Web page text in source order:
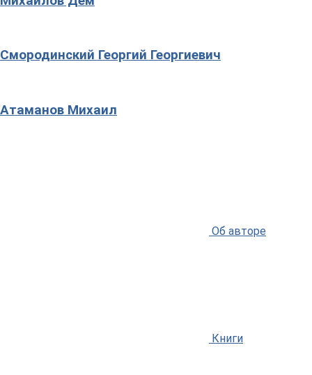
Смородинский Георгий Георгиевич
Атаманов Михаил
Об авторе
Книги